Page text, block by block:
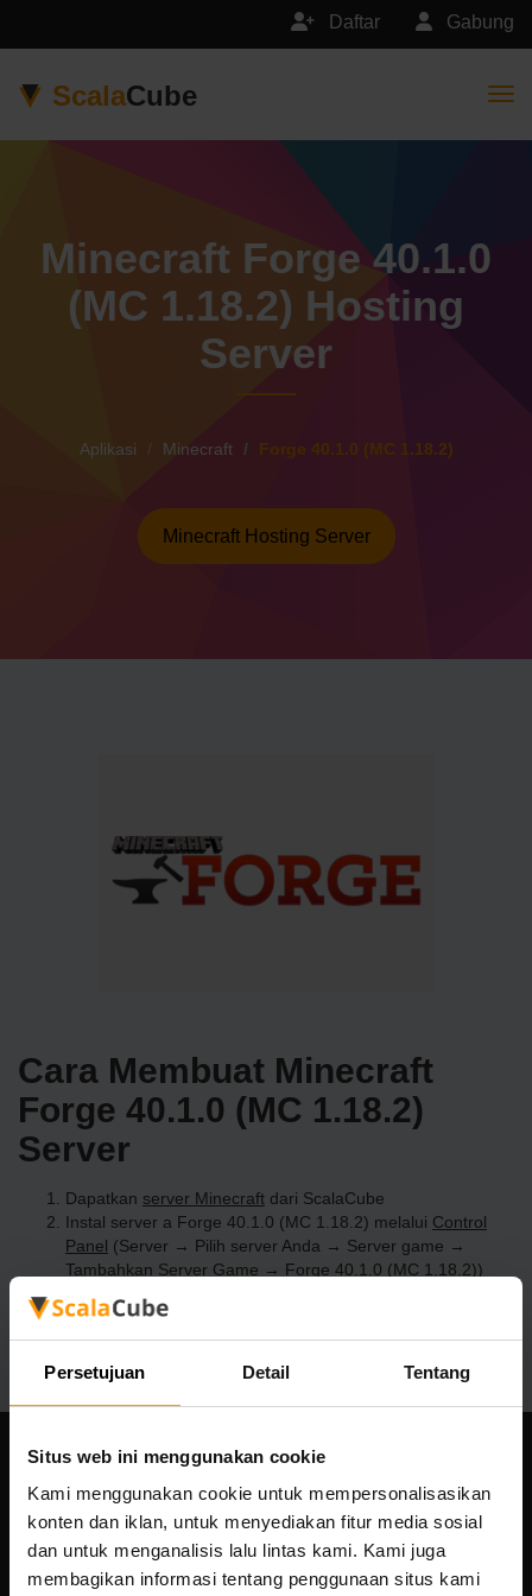
Persetujuan Detail Tentang
Situs web ini menggunakan cookie
Kami menggunakan cookie untuk mempersonalisasikan
konten dan iklan, untuk menyediakan fitur media sosial
dan untuk menganalisis lalu lintas kami. Kami juga
membagikan informasi tentang penggunaan situs kami
Gabung
Daftar
ScalaCube
Minecraft Forge 40.1.0
(MC 1.18.2) Hosting
Server
Aplikasi Minecraft Forge 40.1.0 (MC 1.18.2)
Minecraft Hosting Server
Cara Membuat Minecraft
Forge 40.1.0 (MC 1.18.2)
Server
Dapatkan server Minecraft dari ScalaCube
Instal server a Forge 40.1.0 (MC 1.18.2) melalui Control
Panel (Server → Pilih server Anda → Server game →
Tambahkan Server Game → Forge 40.1.0 (MC 1.18.2))
Selamat bermain di server!
Perusahaan kami
Scalable Hosting Solutions OÜ